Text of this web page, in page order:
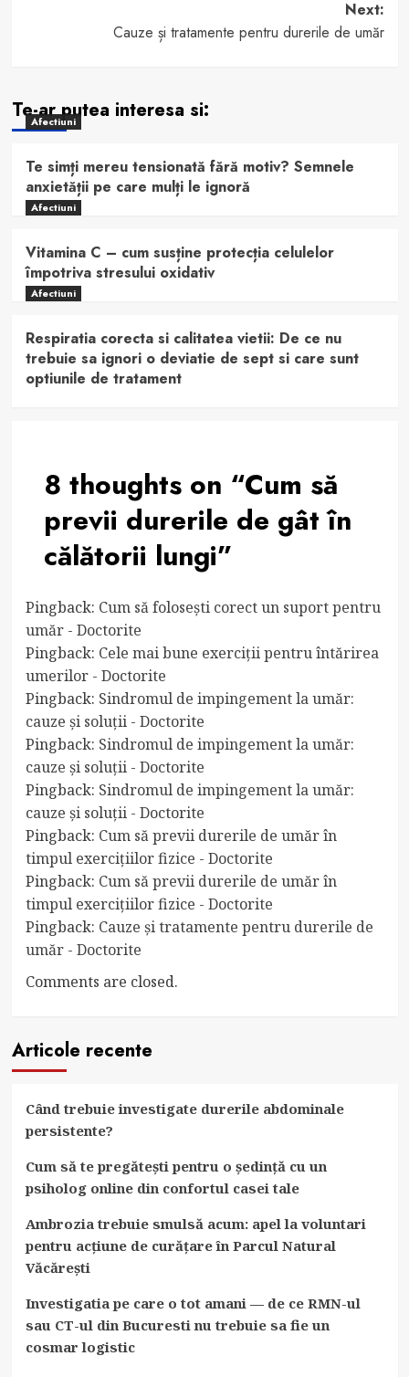
Next:
Cauze și tratamente pentru durerile de umăr
Te-ar putea interesa si:
Afectiuni
Te simți mereu tensionată fără motiv? Semnele
anxietății pe care mulți le ignoră
Afectiuni
Vitamina C – cum susține protecția celulelor
împotriva stresului oxidativ
Afectiuni
Respiratia corecta si calitatea vietii: De ce nu
trebuie sa ignori o deviatie de sept si care sunt
optiunile de tratament
8 thoughts on “Cum să
previi durerile de gât în
călătorii lungi”
Pingback: Cum să folosești corect un suport pentru
umăr - Doctorite
Pingback: Cele mai bune exerciții pentru întărirea
umerilor - Doctorite
Pingback: Sindromul de impingement la umăr:
cauze și soluții - Doctorite
Pingback: Sindromul de impingement la umăr:
cauze și soluții - Doctorite
Pingback: Sindromul de impingement la umăr:
cauze și soluții - Doctorite
Pingback: Cum să previi durerile de umăr în
timpul exercițiilor fizice - Doctorite
Pingback: Cum să previi durerile de umăr în
timpul exercițiilor fizice - Doctorite
Pingback: Cauze și tratamente pentru durerile de
umăr - Doctorite
Comments are closed.
Articole recente
Când trebuie investigate durerile abdominale
persistente?
Cum să te pregătești pentru o ședință cu un
psiholog online din confortul casei tale
Ambrozia trebuie smulsă acum: apel la voluntari
pentru acțiune de curățare în Parcul Natural
Văcărești
Investigatia pe care o tot amani — de ce RMN-ul
sau CT-ul din Bucuresti nu trebuie sa fie un
cosmar logistic